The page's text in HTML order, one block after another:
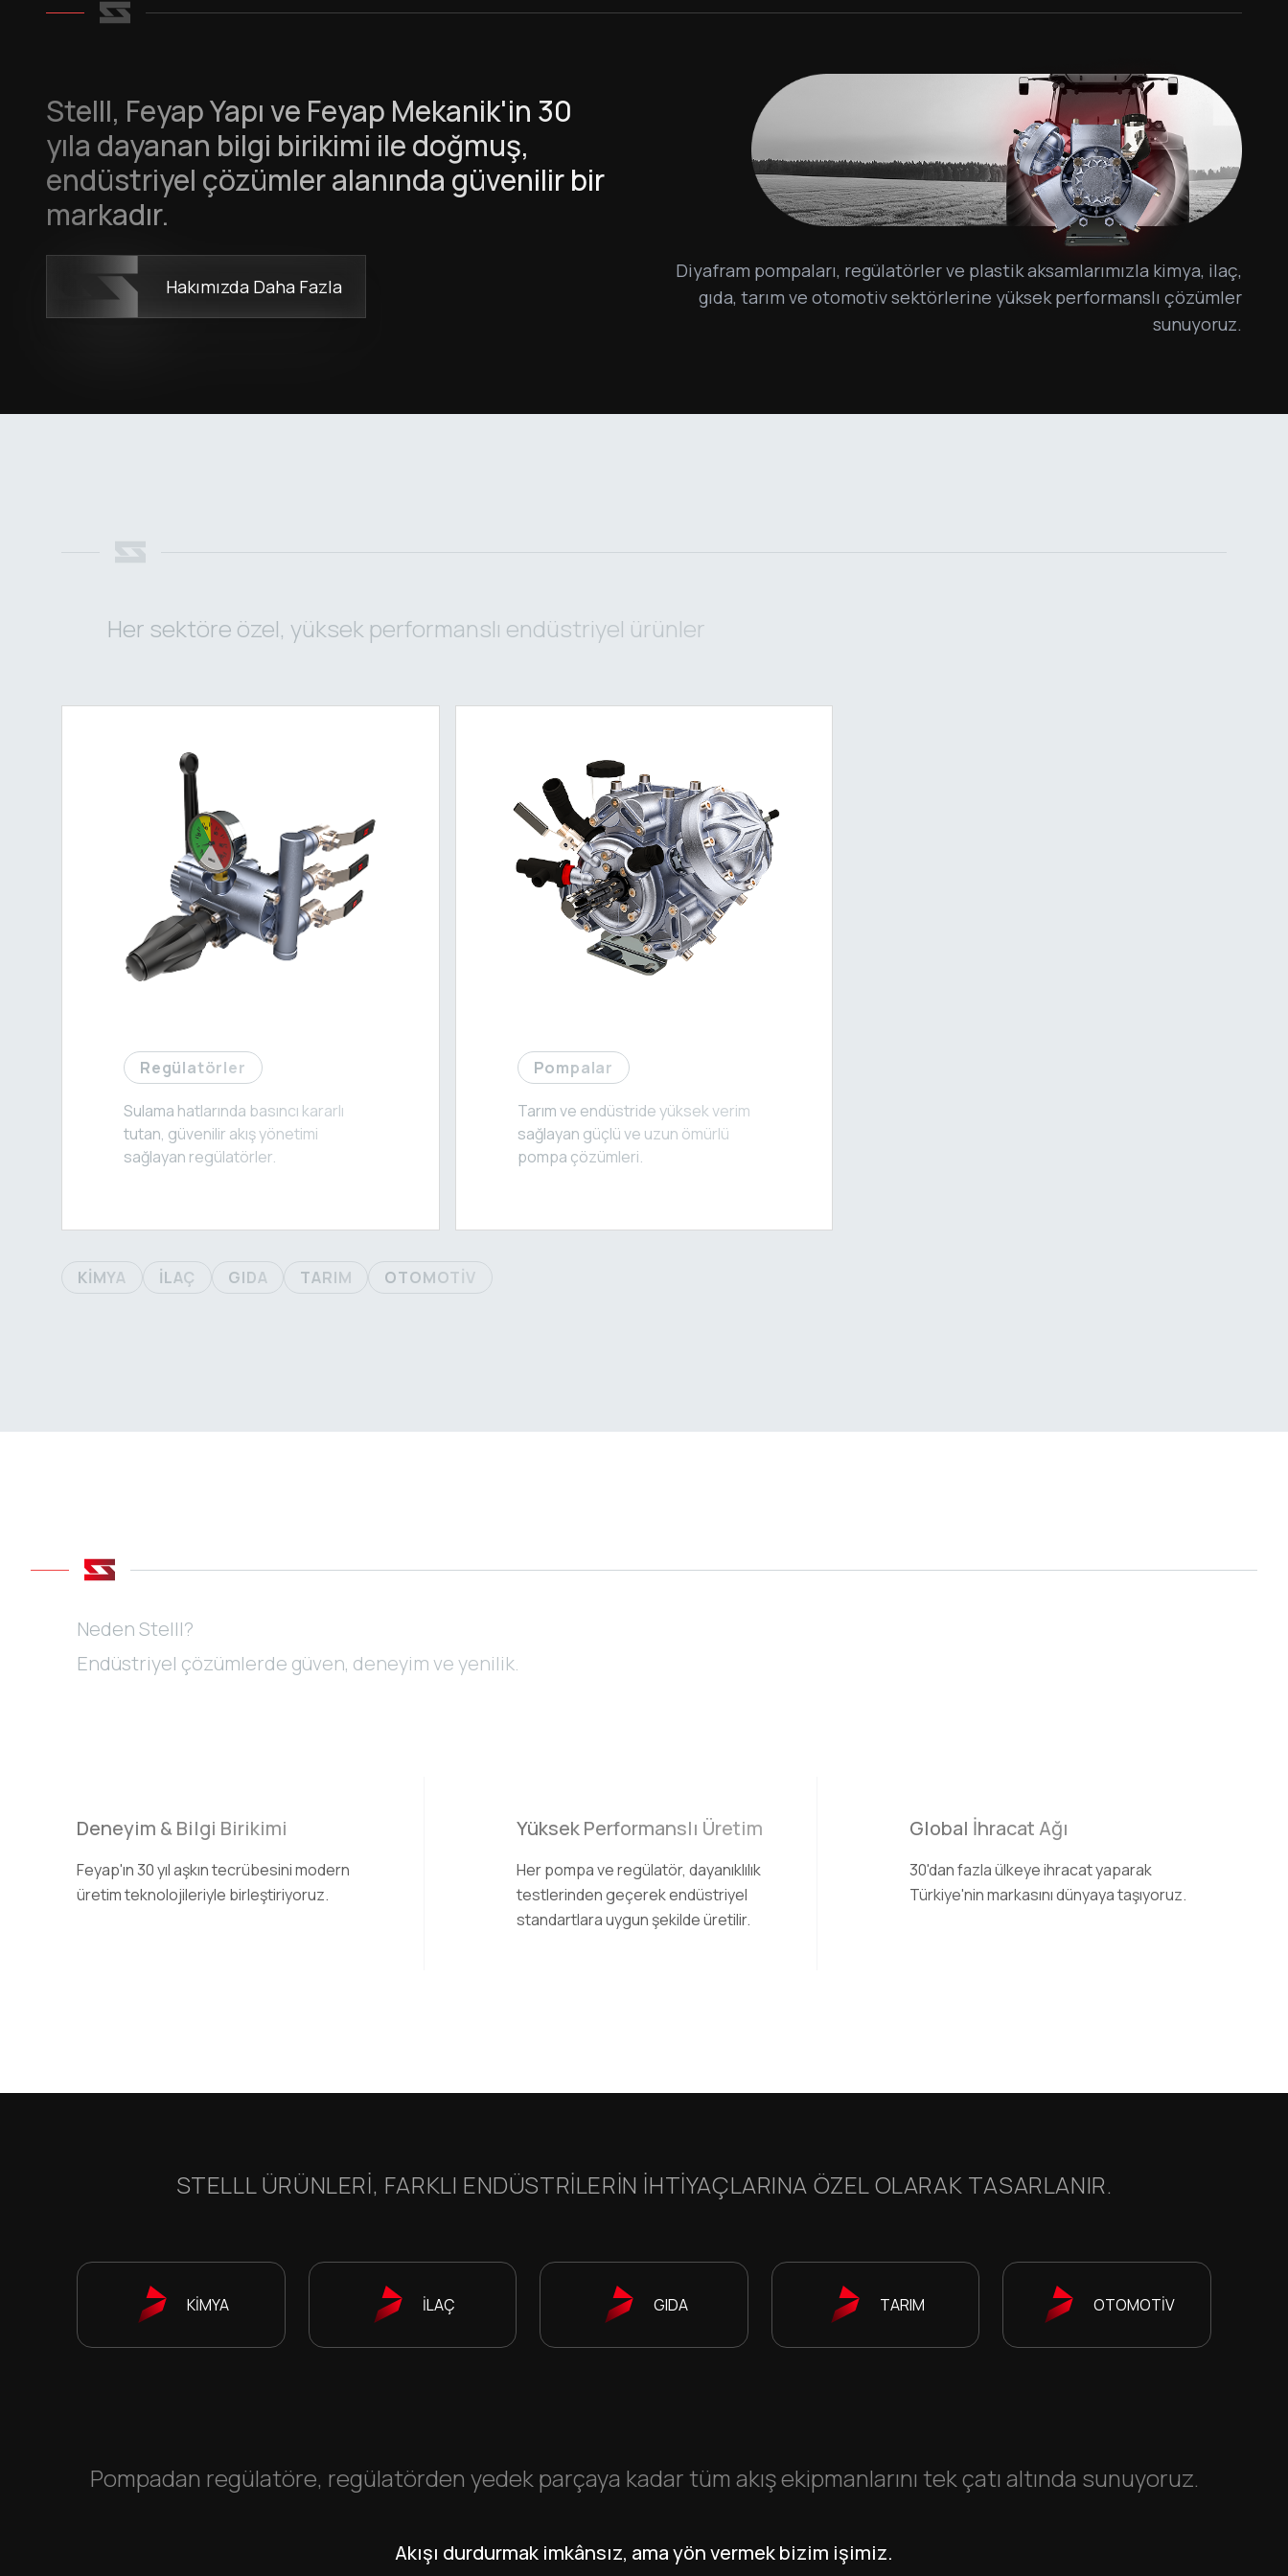
Stelll, Feyap Yapı ve Feyap Mekanik'in 30
yıla dayanan bilgi birikimi ile doğmuş,
endüstriyel çözümler alanında güvenilir bir
markadır.
Hakımızda Daha Fazla
Diyafram pompaları, regülatörler ve plastik aksamlarımızla kimya, ilaç,
gıda, tarım ve otomotiv sektörlerine yüksek performanslı çözümler
sunuyoruz.
Her sektöre özel, yüksek performanslı endüstriyel ürünler
Regülatörler
Sulama hatlarında basıncı kararlı
tutan, güvenilir akış yönetimi
sağlayan regülatörler.
Pompalar
Tarım ve endüstride yüksek verim
sağlayan güçlü ve uzun ömürlü
pompa çözümleri.
KİMYA İLAÇ GIDA TARIM OTOMOTİV
Neden Stelll?
Endüstriyel çözümlerde güven, deneyim ve yenilik.
Deneyim & Bilgi Birikimi
Feyap'ın 30 yıl aşkın tecrübesini modern
üretim teknolojileriyle birleştiriyoruz.
Yüksek Performanslı Üretim
Her pompa ve regülatör, dayanıklılık
testlerinden geçerek endüstriyel
standartlara uygun şekilde üretilir.
Global İhracat Ağı
30'dan fazla ülkeye ihracat yaparak
Türkiye'nin markasını dünyaya taşıyoruz.
STELLL ÜRÜNLERI, FARKLI ENDÜSTRILERIN IHTIYAÇLARINA ÖZEL OLARAK TASARLANIR.
KİMYA İLAÇ GIDA TARIM OTOMOTİV
Pompadan regülatöre, regülatörden yedek parçaya kadar tüm akış ekipmanlarını tek çatı altında sunuyoruz.
Akışı durdurmak imkânsız, ama yön vermek bizim işimiz.